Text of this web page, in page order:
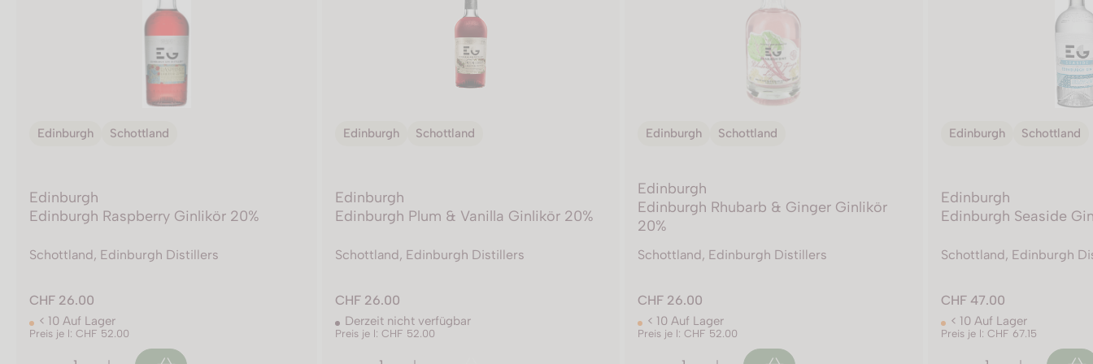
Edinburgh Schottland
Edinburgh
Edinburgh Raspberry Ginlikör 20%
Schottland, Edinburgh Distillers
CHF 26.00
< 10 Auf Lager
Preis je l: CHF 52.00
Edinburgh Schottland
Edinburgh
Edinburgh Plum & Vanilla Ginlikör 20%
Schottland, Edinburgh Distillers
CHF 26.00
Derzeit nicht verfügbar
Preis je l: CHF 52.00
Edinburgh Schottland
Edinburgh
Edinburgh Rhubarb & Ginger Ginlikör
20%
Schottland, Edinburgh Distillers
CHF 26.00
< 10 Auf Lager
Preis je l: CHF 52.00
Edinburgh Schottland
Edinburgh
Edinburgh Seaside
Schottland, Edinburgh
CHF 47.00
< 10 Auf Lager
Preis je l: CHF 67.15